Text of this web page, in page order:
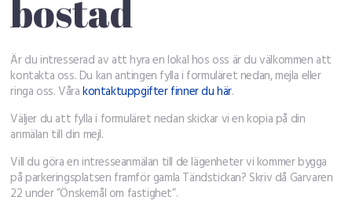
Ledigt
Om oss
Hyresgäst hos oss
Felanmälan
bostad
Är du intresserad av att hyra en lokal hos oss är du välkommen att
kontakta oss. Du kan antingen fylla i formuläret nedan, mejla eller
ringa oss. Vårakontaktuppgifter finner du här.
Väljer du att fylla i formuläret nedan skickar vi en kopia på din
anmälan till din mejl.
Vill du göra en intresseanmälan till de lägenheter vi kommer bygga
på parkeringsplatsen framför gamla Tändstickan? Skriv då Garvaren
22 under ”Önskemål om fastighet”.